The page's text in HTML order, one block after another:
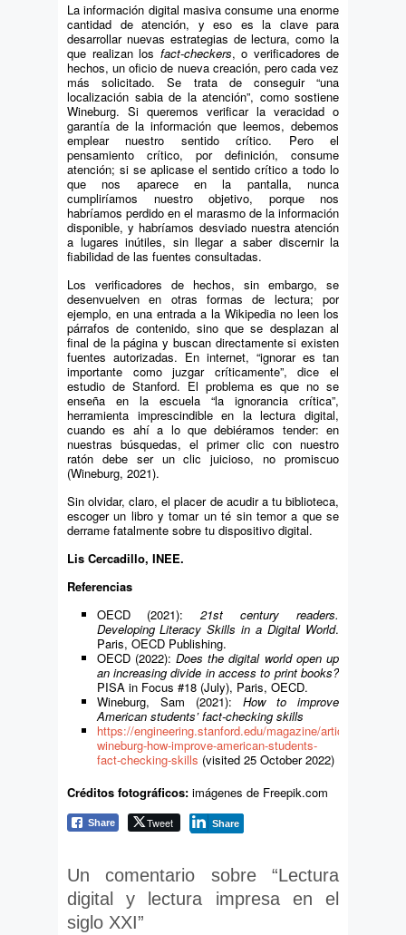
La información digital masiva consume una enorme
cantidad de atención, y eso es la clave para
desarrollar nuevas estrategias de lectura, como la
que realizan los fact-checkers, o verificadores de
hechos, un oficio de nueva creación, pero cada vez
más solicitado. Se trata de conseguir “una
localización sabia de la atención”, como sostiene
Wineburg. Si queremos verificar la veracidad o
garantía de la información que leemos, debemos
emplear nuestro sentido crítico. Pero el
pensamiento crítico, por definición, consume
atención; si se aplicase el sentido crítico a todo lo
que nos aparece en la pantalla, nunca
cumpliríamos nuestro objetivo, porque nos
habríamos perdido en el marasmo de la información
disponible, y habríamos desviado nuestra atención
a lugares inútiles, sin llegar a saber discernir la
fiabilidad de las fuentes consultadas.
Los verificadores de hechos, sin embargo, se
desenvuelven en otras formas de lectura; por
ejemplo, en una entrada a la Wikipedia no leen los
párrafos de contenido, sino que se desplazan al
final de la página y buscan directamente si existen
fuentes autorizadas. En internet, “ignorar es tan
importante como juzgar críticamente”, dice el
estudio de Stanford. El problema es que no se
enseña en la escuela “la ignorancia crítica”,
herramienta imprescindible en la lectura digital,
cuando es ahí a lo que debiéramos tender: en
nuestras búsquedas, el primer clic con nuestro
ratón debe ser un clic juicioso, no promiscuo
(Wineburg, 2021).
Sin olvidar, claro, el placer de acudir a tu biblioteca,
escoger un libro y tomar un té sin temor a que se
derrame fatalmente sobre tu dispositivo digital.
Lis Cercadillo, INEE.
Referencias
OECD (2021):21st century readers.
Developing Literacy Skills in a Digital World.
Paris, OECD Publishing.
OECD (2022): Does the digital world open up
an increasing divide in access to print books?
PISA in Focus #18 (July), Paris, OECD.
Wineburg, Sam (2021): How to improve
American students’ fact-checking skills
https://engineering.stanford.edu/magazine/article/sam-
wineburg-how-improve-american-students-
fact-checking-skills (visited 25 October 2022)
Créditos fotográficos: imágenes de Freepik.com
Share Tweet Share
Un comentario sobre “Lectura
digital y lectura impresa en el
siglo XXI”